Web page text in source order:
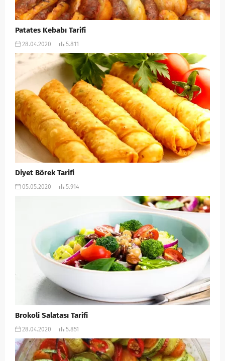
Patates Kebabı Tarifi
28.04.2020 5.811
Diyet Börek Tarifi
05.05.2020 5.914
Brokoli Salatası Tarifi
28.04.2020 5.851